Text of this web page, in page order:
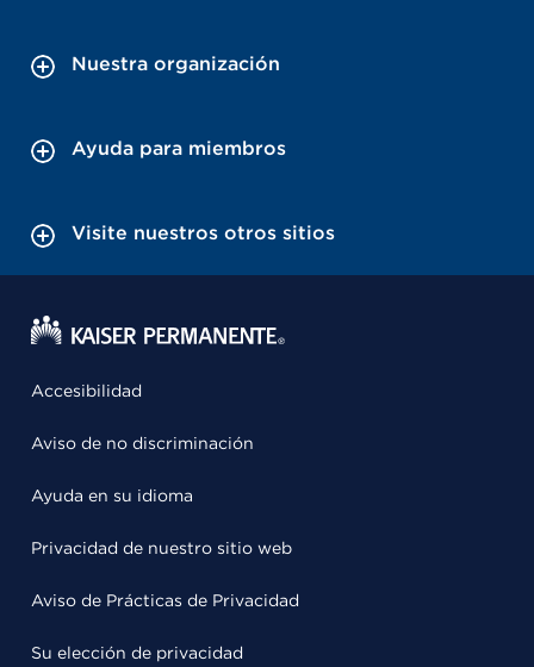
Nuestra organización
Ayuda para miembros
Visite nuestros otros sitios
Accesibilidad
Aviso de no discriminación
Ayuda en su idioma
Privacidad de nuestro sitio web
Aviso de Prácticas de Privacidad
Su elección de privacidad